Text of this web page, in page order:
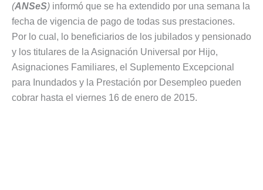
(ANSeS) informó que se ha extendido por una semana la
fecha de vigencia de pago de todas sus prestaciones.
Por lo cual, lo beneficiarios de los jubilados y pensionado
y los titulares de la Asignación Universal por Hijo,
Asignaciones Familiares, el Suplemento Excepcional
para Inundados y la Prestación por Desempleo pueden
cobrar hasta el viernes 16 de enero de 2015.